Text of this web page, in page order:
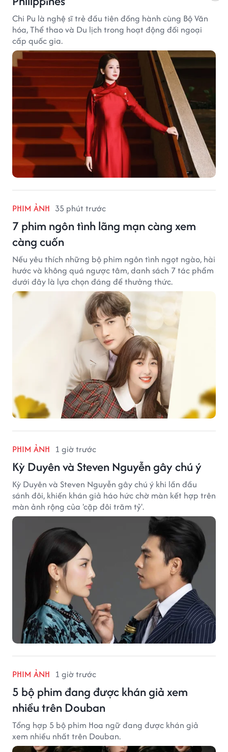
Chi Pu là nghệ sĩ trẻ đầu tiên đồng hành cùng Bộ Văn
hóa, Thể thao và Du lịch trong hoạt động đối ngoại
cấp quốc gia.
PHIM ẢNH 35 phút trước
7 phim ngôn tình lãng mạn càng xem
càng cuốn
Nếu yêu thích những bộ phim ngôn tình ngọt ngào, hài
hước và không quá ngược tâm, danh sách 7 tác phẩm
dưới đây là lựa chọn đáng để thưởng thức.
PHIM ẢNH 1 giờ trước
Kỳ Duyên và Steven Nguyễn gây chú ý
Kỳ Duyên và Steven Nguyễn gây chú ý khi lần đầu
sánh đôi, khiến khán giả háo hức chờ màn kết hợp trên
màn ảnh rộng của 'cặp đôi trăm tỷ'.
PHIM ẢNH 1 giờ trước
5 bộ phim đang được khán giả xem
nhiều trên Douban
Tổng hợp 5 bộ phim Hoa ngữ đang được khán giả
xem nhiều nhất trên Douban.